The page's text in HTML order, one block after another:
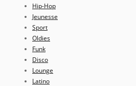
Hip-Hop
Jeunesse
Sport
Oldies
Funk
Disco
Lounge
Latino